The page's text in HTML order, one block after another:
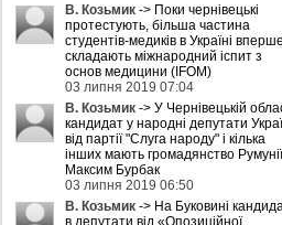
В. Козьмик -> Поки чернівецькі
протестують, більша частина
студентів-медиків в Україні вперше
складають міжнародний іспит з
основ медицини (IFOM)
03 липня 2019 07:04
В. Козьмик -> У Чернівецькій
кандидат у народні депутати
від партії "Слуга народу" і кілька
інших мають громадянство
Максим Бурбак
03 липня 2019 06:50
В. Козьмик -> На Буковині
в депутати від «Опозиційної